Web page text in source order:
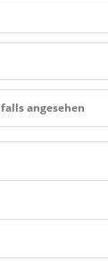
angesehen